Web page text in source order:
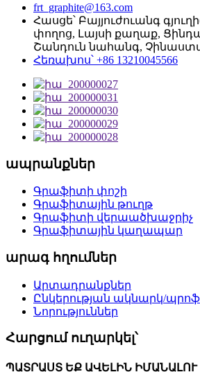
frt_graphite@163.com
Հասցե՝ Բայյուժուանգ
փողոց, Լայսի քաղաք,
Շանդուն նահանգ,
Հեռախոս՝ +86 13210045566
ապրանքներ
Գրաֆիտի փոշի
Գրաֆիտային թուղթ
Գրաֆիտի վերաածխաջրիչ
Գրաֆիտային կաղապար
արագ հղումներ
Արտադրանքներ
Ընկերության ակնարկ/
Նորություններ
Հարցում ուղարկել՝
ՊԱՏՐԱՍՏ ԵՔ ԱՎԵԼԻՆ ԻՄԱՆԱԼՈՒ